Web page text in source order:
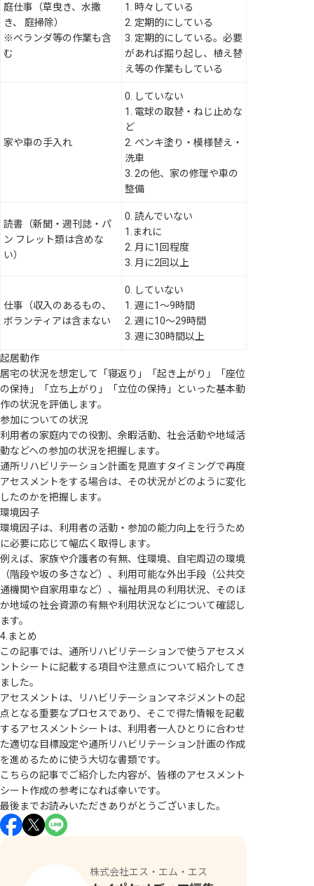
庭仕事（草曳き、水撒
き、 庭掃除）
※ベランダ等の作業も含
む
1. 時々している
2. 定期的にしている
3. 定期的にしている。必要
があれば掘り起し、植え替
え等の作業もしている
家や車の手入れ
0. していない
1. 電球の取替・ねじ止めな
ど
2. ペンキ塗り・模様替え・
洗車
3. 2の他、家の修理や車の
整備
読書（新聞・週刊誌・パ
ン フレット類は含めな
い）
0. 読んでいない
1.まれに
2. 月に1回程度
3. 月に2回以上
仕事（収入のあるもの、
ボランティアは含まない
0. していない
1. 週に1～9時間
2. 週に10～29時間
3. 週に30時間以上
起居動作
居宅の状況を想定して「寝返り」「起き上がり」「座位
の保持」「立ち上がり」「立位の保持」といった基本動
作の状況を評価します。
参加についての状況
利用者の家庭内での役割、余暇活動、社会活動や地域活
動などへの参加の状況を把握します。
通所リハビリテーション計画を見直すタイミングで再度
アセスメントをする場合は、その状況がどのように変化
したのかを把握します。
環境因子
環境因子は、利用者の活動・参加の能力向上を行うため
に必要に応じて幅広く取得します。
例えば、家族や介護者の有無、住環境、自宅周辺の環境
（階段や坂の多さなど）、利用可能な外出手段（公共交
通機関や自家用車など）、福祉用具の利用状況、そのほ
か地域の社会資源の有無や利用状況などについて確認し
ます。
4.まとめ
この記事では、通所リハビリテーションで使うアセスメ
ントシートに記載する項目や注意点について紹介してき
ました。
アセスメントは、リハビリテーションマネジメントの起
点となる重要なプロセスであり、そこで得た情報を記載
するアセスメントシートは、利用者一人ひとりに合わせ
た適切な目標設定や通所リハビリテーション計画の作成
を進めるために使う大切な書類です。
こちらの記事でご紹介した内容が、皆様のアセスメント
シート作成の参考になれば幸いです。
最後までお読みいただきありがとうございました。
株式会社エス・エム・エス